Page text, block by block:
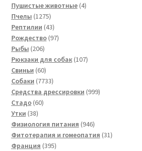
товара
Пушистые животные 44
Пчелы 12751275
товаров
Рептилии 4343
товара
Рождество 9797
Рыбы 206206
товаров
Рюкзаки для собак 107107
Свиньи 6060
товаров
Собаки 77337733
товара
Средства дрессировки 999999
Стадо 6060
Утки 3838
товаров
Физиология питания 946946
товаров
Фитотерапия и гомеопатия 3131
Франция 395395